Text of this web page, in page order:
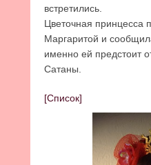
встретились.
Цветочная принцесса
Маргаритой и
именно ей предстоит
Сатаны.
[Список]